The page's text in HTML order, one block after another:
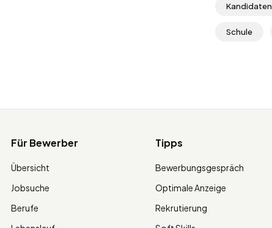
Kandidaten
Schule
Für Bewerber
Übersicht
Jobsuche
Berufe
Tipps
Bewerbungsgespräch
Optimale Anzeige
Rekrutierung